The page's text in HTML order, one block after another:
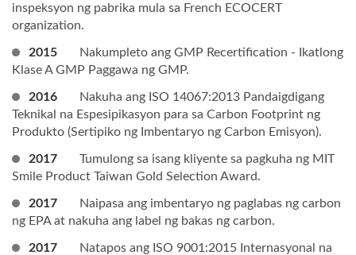
inspeksyon ng pabrika mula sa French ECOCERT
organization.
2015
Nakumpleto ang GMP Recertification - Ikatlong
Klase A GMP Paggawa ng GMP.
2016
Nakuha ang ISO 14067:2013 Pandaigdigang
Teknikal na Espesipikasyon para sa Carbon Footprint ng
Produkto (Sertipiko ng Imbentaryo ng Carbon Emisyon).
2017
Tumulong sa isang kliyente sa pagkuha ng MIT
Smile Product Taiwan Gold Selection Award.
2017
Naipasa ang imbentaryo ng paglabas ng carbon
ng EPA at nakuha ang label ng bakas ng carbon.
2017
Natapos ang ISO 9001:2015 Internasyonal na